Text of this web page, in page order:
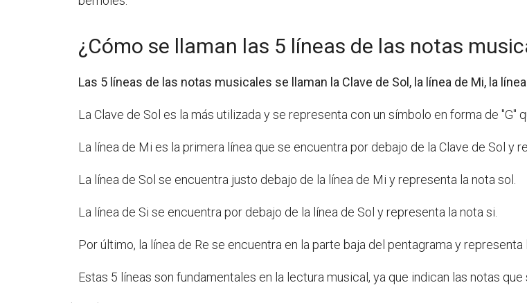
¿Cómo se llaman las 5 líneas de las notas
Las 5 líneas de las notas musicales se llaman la Clave de Sol, la línea de Mi, la
La Clave de Sol es la más utilizada y se representa con un símbolo en forma de "G"
La línea de Mi es la primera línea que se encuentra por debajo de la Clave de Sol y
La línea de Sol se encuentra justo debajo de la línea de Mi y representa la nota sol.
La línea de Si se encuentra por debajo de la línea de Sol y representa la nota si.
Por último, la línea de Re se encuentra en la parte baja del pentagrama y representa
Estas 5 líneas son fundamentales en la lectura musical, ya que indican las notas